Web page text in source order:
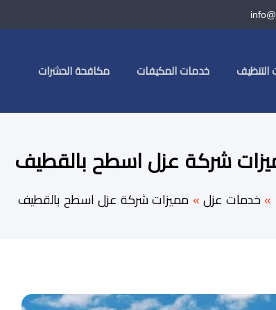
التنظيف خدمات المكيفات مكافحة الحشرات
شركة عزل اسطح بالقطيف
خدمات عزل مميزات شركة عزل اسطح بالقطيف